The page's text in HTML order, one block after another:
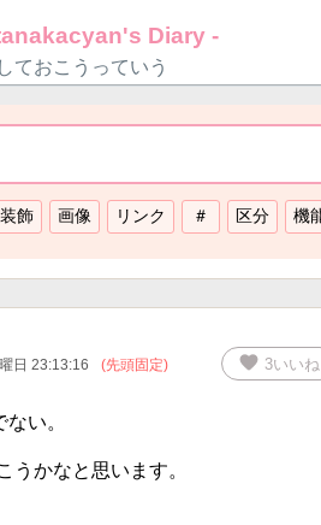
Diary -
ておこうっていう
日 23:13:16 (先頭固定) favorite 3いいね
い。
うかなと思います。